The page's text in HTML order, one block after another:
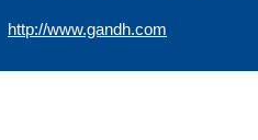
http://www.gandh.com